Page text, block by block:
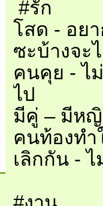
#รัก
โสด - อย
ซะบ้างจะ
คนคุย - ไ
ไป
มีคู่ – มีห
คนท้องทำ
เลิกกัน -